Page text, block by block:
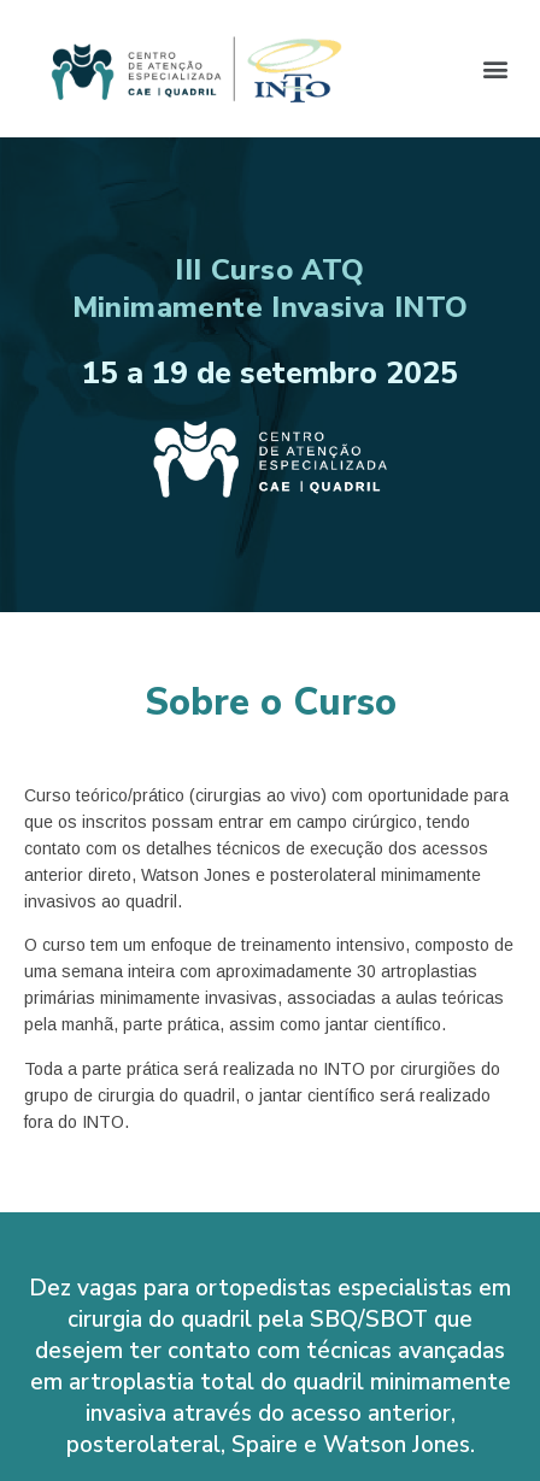
III Curso ATQ
Minimamente Invasiva INTO
15 a 19 de setembro 2025
Sobre o Curso
Curso teórico/prático (cirurgias ao vivo) com oportunidade para
que os inscritos possam entrar em campo cirúrgico, tendo
contato com os detalhes técnicos de execução dos acessos
anterior direto, Watson Jones e posterolateral minimamente
invasivos ao quadril.
O curso tem um enfoque de treinamento intensivo, composto de
uma semana inteira com aproximadamente 30 artroplastias
primárias minimamente invasivas, associadas a aulas teóricas
pela manhã, parte prática, assim como jantar científico.
Toda a parte prática será realizada no INTO por cirurgiões do
grupo de cirurgia do quadril, o jantar científico será realizado
fora do INTO.
Dez vagas para ortopedistas especialistas em
cirurgia do quadril pela SBQ/SBOT que
desejem ter contato com técnicas avançadas
em artroplastia total do quadril minimamente
invasiva através do acesso anterior,
posterolateral, Spaire e Watson Jones.